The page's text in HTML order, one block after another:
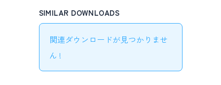
SIMILAR DOWNLOADS
関連ダウンロードが見つかりませ
ん !